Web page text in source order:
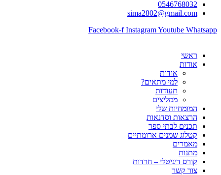
0546768032
sima2802@gmail.com
Facebook-f InstagramYoutube Whatsapp
ראשי
אודות
אודות
למי מתאים?
תעודות
ממליצים
המומחיות שלי
הרצאות וסדנאות
תכנים לבתי ספר
קטלוג שמנים ארומתיים
מאמרים
מתנות
קורס דיגיטלי – חרדות
צור קשר